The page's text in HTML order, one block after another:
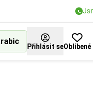
Přihlásit seOblíbené